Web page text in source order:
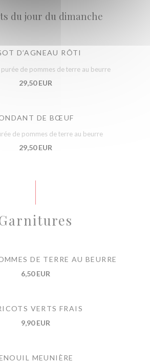
du jour du dimanche
D’AGNEAU RÔTI
purée de pommes de terre au beurre
29,50 EUR
DE BŒUF
de pommes de terre au beurre
29,50 EUR
DE TERRE AU BEURRE
6,50 EUR
VERTS FRAIS
9,90 EUR
MEUNIÈRE